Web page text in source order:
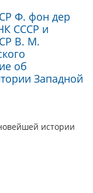
Ф. фон дер
СССР и
В. М.
об
Западной
истории